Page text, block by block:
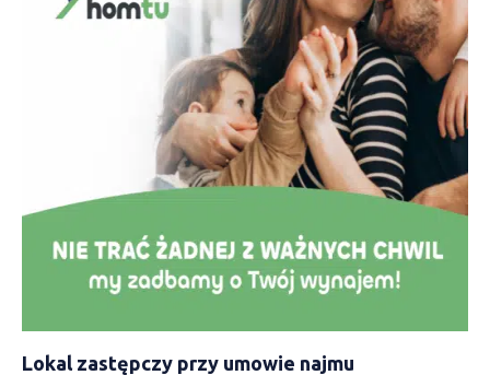
Lokal zastępczy przy umowie najmu